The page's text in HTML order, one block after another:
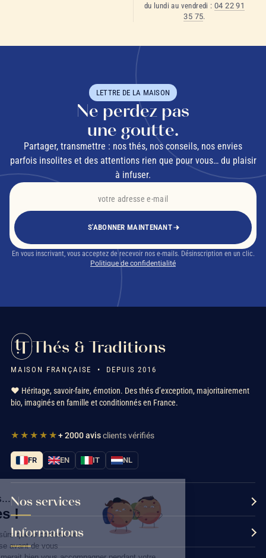
du lundi au vendredi :04 22 91
35 75.
LETTRE DE LA MAISON
Ne perdez pas
une goutte.
Partager, transmettre : nos thés, nos conseils, nos envies
parfois insolites et des attentions rien que pour vous… du plaisir
à infuser.
S'ABONNER MAINTENANT
En vous inscrivant, vous acceptez de recevoir nos e-mails. Désinscription en un clic.
Politique de confidentialité
Thés & Traditions
MAISON FRANÇAISE • DEPUIS 2016
❤️ Héritage, savoir-faire, émotion. Des thés d’exception, majoritairement
bio, imaginés en famille et conditionnés en France.
★★★★★+ 2000 avisclients vérifiés
FR EN IT NL
Nos services
Informations
Salut c'est nous...
les Cookies !
On a attendu d'être sûrs que le contenu de
ce site vous intéresse avant de vous